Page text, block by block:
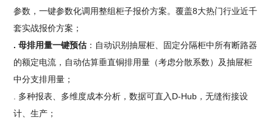
参数，一键参数化调用整组柜子报价方案。覆盖8大热门行业近千
套实战报价方案；
. 母排用量一键预估 ：自动识别抽屉柜、固定分隔柜中所有断路器
的额定电流，自动估算垂直铜排用量（考虑分散系数）及抽屉柜
中分支排用量；
. 多种报表、多维度成本分析，数据可直入D-Hub，无缝衔接设
计、生产；